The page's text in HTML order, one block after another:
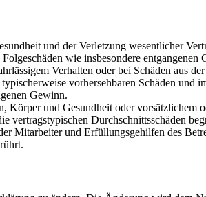
und der Verletzung wesentlicher
wie insbesondere entgangenen
Verhalten oder bei Schäden aus
vorhersehbaren Schäden und
Gewinn.
und Gesundheit oder vorsätzlichem
vertragstypischen Durchschnittsschäden
Mitarbeiter und Erfüllungsgehilfen des